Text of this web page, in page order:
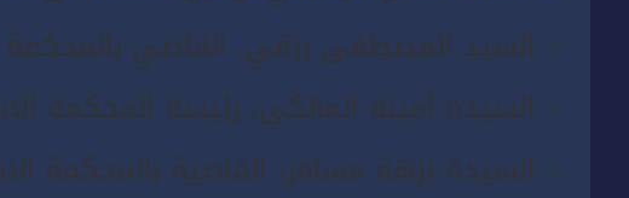
– السيد المصطفى رزقي، القاضي بالمحكمة
– السيدة أمينة المالكي، رئيسة المحكمة
– السيدة نزهة مسافر، القاضية بالمحكمة